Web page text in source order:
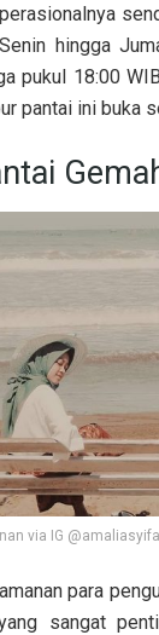
hingga
pukul 18:00
pantai ini buka
via IG
para
sangat